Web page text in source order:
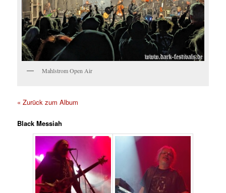
Mahlstrom Open Air
« Zurück zum Album
Black Messiah